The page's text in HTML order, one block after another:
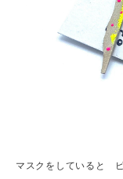
マスクをしていると